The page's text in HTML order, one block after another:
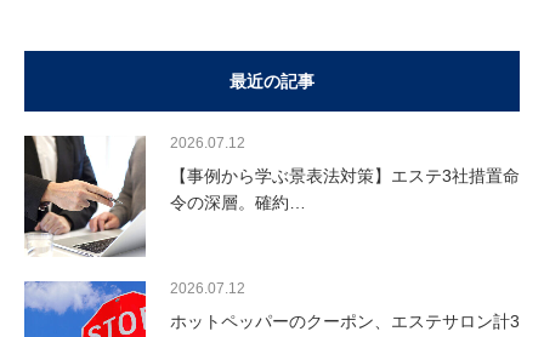
最近の記事
2026.07.12
【事例から学ぶ景表法対策】エステ3社措置命
令の深層。確約…
2026.07.12
ホットペッパーのクーポン、エステサロン計3